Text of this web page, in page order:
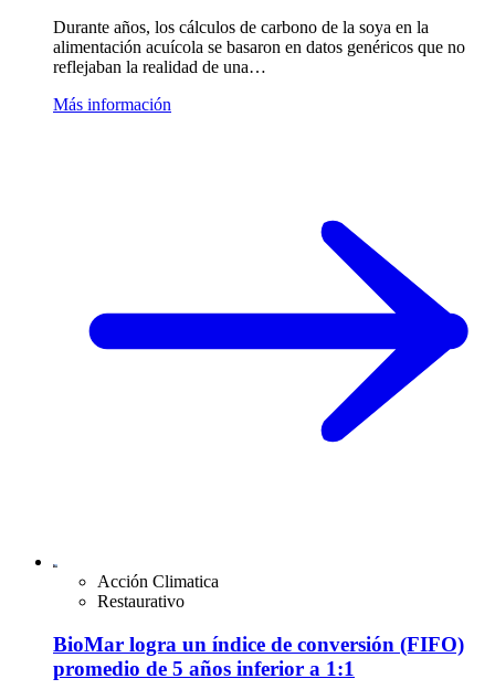
Durante años, los cálculos de carbono de la soya en la
alimentación acuícola se basaron en datos genéricos que no
reflejaban la realidad de una…
Más información
Acción Climatica
Restaurativo
BioMar logra un índice de conversión (FIFO)
promedio de 5 años inferior a 1:1